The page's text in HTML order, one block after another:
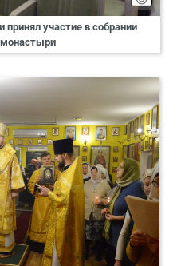
участие в собрании
монастыри